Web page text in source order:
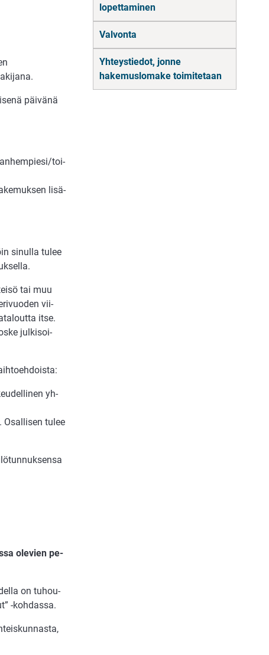
lopettaminen
Valvonta
Yhteystiedot, jonne
hakemuslomake toimitetaan
päi­vä­nä
toi­
lisä­
sinulla tulee
tai muu
vii­
itse.
jul­kisoi­
yh­
tu­lee
ole­vien pe­
on tu­hou­
-koh­das­sa.